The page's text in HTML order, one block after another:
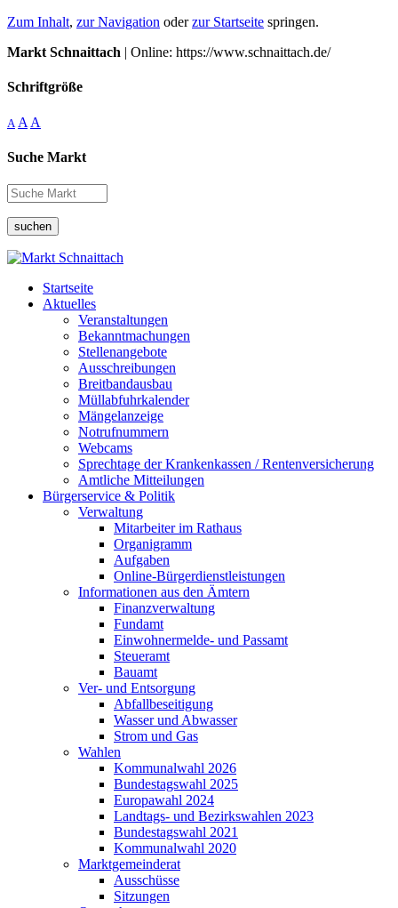
Zum Inhalt, zur Navigation oderzur Startseite springen.
Markt Schnaittach | Online: https://www.schnaittach.de/
Schriftgröße
A A A
Suche Markt
suchen
Startseite
Aktuelles
Veranstaltungen
Bekanntmachungen
Stellenangebote
Ausschreibungen
Breitbandausbau
Müllabfuhrkalender
Mängelanzeige
Notrufnummern
Webcams
Sprechtage der Krankenkassen / Rentenversicherung
Amtliche Mitteilungen
Bürgerservice & Politik
Verwaltung
Mitarbeiter im Rathaus
Organigramm
Aufgaben
Online-Bürgerdienstleistungen
Informationen aus den Ämtern
Finanzverwaltung
Fundamt
Einwohnermelde- und Passamt
Steueramt
Bauamt
Ver- und Entsorgung
Abfallbeseitigung
Wasser und Abwasser
Strom und Gas
Wahlen
Kommunalwahl 2026
Bundestagswahl 2025
Europawahl 2024
Landtags- und Bezirkswahlen 2023
Bundestagswahl 2021
Kommunalwahl 2020
Marktgemeinderat
Ausschüsse
Sitzungen